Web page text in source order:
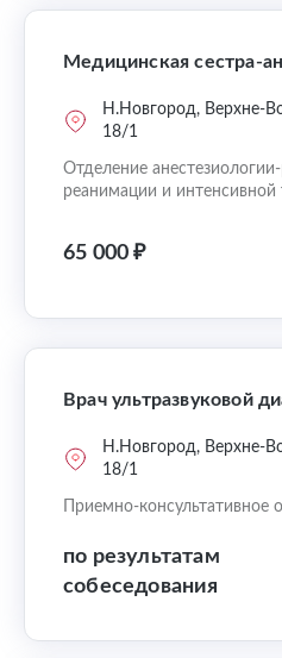
Медицинская сестра-
Н.Новгород, Верхне-
18/1
Отделение
реанимации и интенсивной
65 000 ₽
Врач ультразвуковой
Н.Новгород, Верхне-
18/1
Приемно-консультативное
по результатам
собеседования